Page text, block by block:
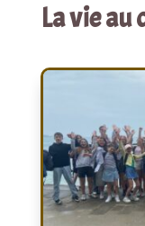
La vie au